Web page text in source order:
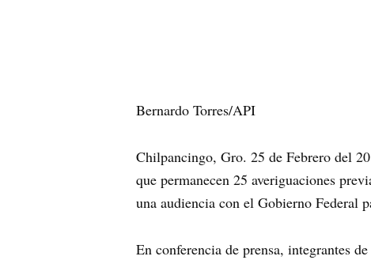
Bernardo Torres/API
Chilpancingo, Gro. 25 de Febrero del
que permanecen 25 averiguaciones
una audiencia con el Gobierno Federal
En conferencia de prensa, integrantes